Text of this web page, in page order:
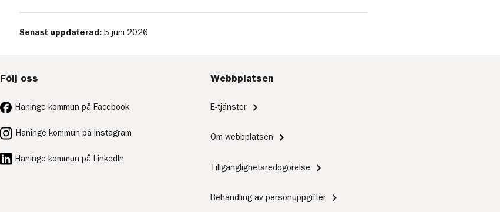
Senast uppdaterad: 5 juni 2026
Följ oss
Haninge kommun på Facebook
Haninge kommun på Instagram
Haninge kommun på LinkedIn
Webbplatsen
E-tjänster
Om webbplatsen
Tillgänglighetsredogörelse
Behandling av personuppgifter